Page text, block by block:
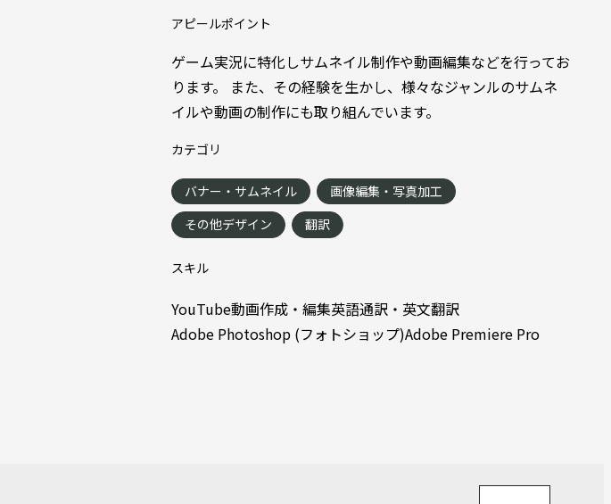
アピールポイント
ゲーム実況に特化しサムネイル制作や動画編集などを行ってお
ります。 また、その経験を生かし、様々なジャンルのサムネ
イルや動画の制作にも取り組んでいます。
カテゴリ
バナー・サムネイル
画像編集・写真加工
その他デザイン
翻訳
スキル
YouTube動画作成・編集英語通訳・英文翻訳
Adobe Photoshop (フォトショップ)Adobe Premiere Pro